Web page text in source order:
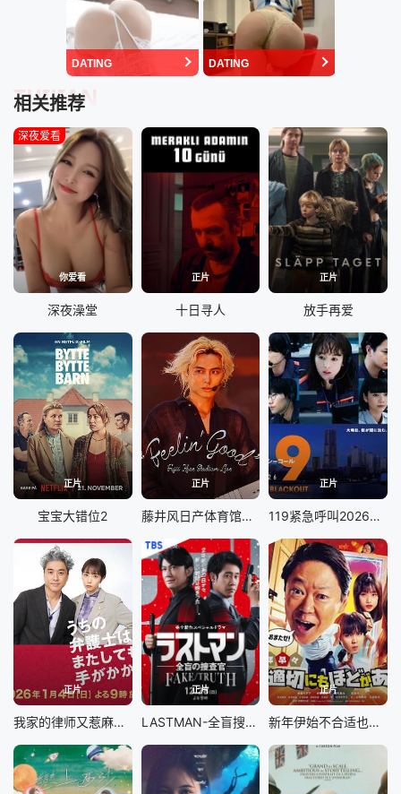
DATING DATING
相关推荐
TUIJIAN
你爱看
深夜爱看
深夜澡堂
正片
十日寻人
正片
放手再爱
正片
宝宝大错位2
正片
藤井风日产体育馆演唱会
正片
119紧急呼叫2026横滨大停电
正片
我家的律师又惹麻烦了
正片
LASTMAN-全盲搜查官
正片
新年伊始不合适也要有个限度！～不能认真聊聊吗？